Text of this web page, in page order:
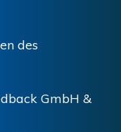
des
GmbH &